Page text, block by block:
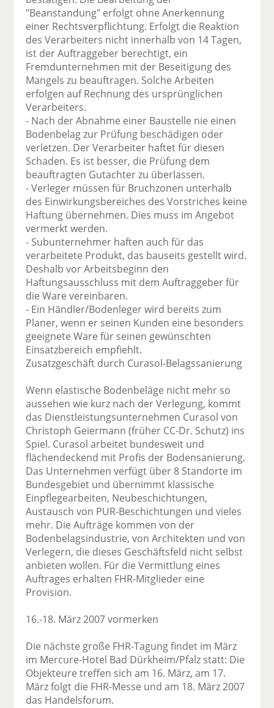
"Beanstandung" erfolgt ohne Anerkennung
einer Rechtsverpflichtung. Erfolgt die Reaktion
des Verarbeiters nicht innerhalb von 14 Tagen,
ist der Auftraggeber berechtigt, ein
Fremdunternehmen mit der Beseitigung des
Mangels zu beauftragen. Solche Arbeiten
erfolgen auf Rechnung des ursprünglichen
Verarbeiters.
- Nach der Abnahme einer Baustelle nie einen
Bodenbelag zur Prüfung beschädigen oder
verletzen. Der Verarbeiter haftet für diesen
Schaden. Es ist besser, die Prüfung dem
beauftragten Gutachter zu überlassen.
- Verleger müssen für Bruchzonen unterhalb
des Einwirkungsbereiches des Vorstriches keine
Haftung übernehmen. Dies muss im Angebot
vermerkt werden.
- Subunternehmer haften auch für das
verarbeitete Produkt, das bauseits gestellt wird.
Deshalb vor Arbeitsbeginn den
Haftungsausschluss mit dem Auftraggeber für
die Ware vereinbaren.
- Ein Händler/Bodenleger wird bereits zum
Planer, wenn er seinen Kunden eine besonders
geeignete Ware für seinen gewünschten
Einsatzbereich empfiehlt.
Zusatzgeschäft durch Curasol-Belagssanierung
Wenn elastische Bodenbeläge nicht mehr so
aussehen wie kurz nach der Verlegung, kommt
das Dienstleistungsunternehmen Curasol von
Christoph Geiermann (früher CC-Dr. Schutz) ins
Spiel. Curasol arbeitet bundesweit und
flächendeckend mit Profis der Bodensanierung.
Das Unternehmen verfügt über 8 Standorte im
Bundesgebiet und übernimmt klassische
Einpflegearbeiten, Neubeschichtungen,
Austausch von PUR-Beschichtungen und vieles
mehr. Die Aufträge kommen von der
Bodenbelagsindustrie, von Architekten und von
Verlegern, die dieses Geschäftsfeld nicht selbst
anbieten wollen. Für die Vermittlung eines
Auftrages erhalten FHR-Mitglieder eine
Provision.
16.-18. März 2007 vormerken
Die nächste große FHR-Tagung findet im März
im Mercure-Hotel Bad Dürkheim/Pfalz statt: Die
Objekteure treffen sich am 16. März, am 17.
März folgt die FHR-Messe und am 18. März 2007
das Handelsforum.